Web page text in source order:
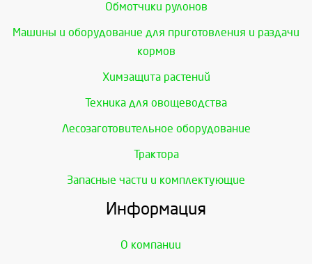
Обмотчики рулонов
Машины и оборудование для приготовления и раздачи
кормов
Химзащита растений
Техника для овощеводства
Лесозаготовительное оборудование
Трактора
Запасные части и комплектующие
Информация
О компании